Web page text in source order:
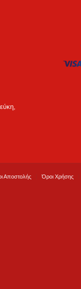
Αποστολής Όροι Χρήσης